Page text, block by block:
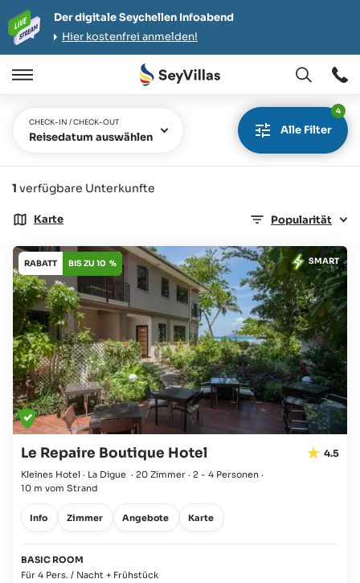
Der digitale Seychellen Infoabend
Hier kostenfrei anmelden!
Schließen
Öffnen
CHECK-IN / CHECK-OUT
Reisedatum auswählen Alle Filter
4
1 verfügbare Unterkunfte
Karte Popularität
RABATT BIS ZU 10 % SMART
Le Repaire Boutique Hotel 4.5
Kleines Hotel · La Digue · 20 Zimmer · 2 - 4 Personen ·
10 m vom Strand
Info Zimmer Angebote Karte
BASIC ROOM
Für 4 Pers. / Nacht + Frühstück